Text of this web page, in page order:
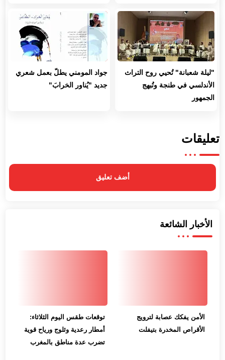
"ليلة شعبانة" تُحيي روح التراث
الأندلسي في طنجة وتُبهج
الجمهور
جواد المومني يطلّ بعمل شعري
جديد "يُناور الخرابَ"
تعليقات
أضف تعليق
الأخبار الشائعة
الأمن يفكك عصابة لترويج
الأقراص المخدرة بتيفلت
توقعات طقس اليوم الثلاثاء:
أمطار رعدية وثلوج ورياح قوية
تضرب عدة مناطق بالمغرب